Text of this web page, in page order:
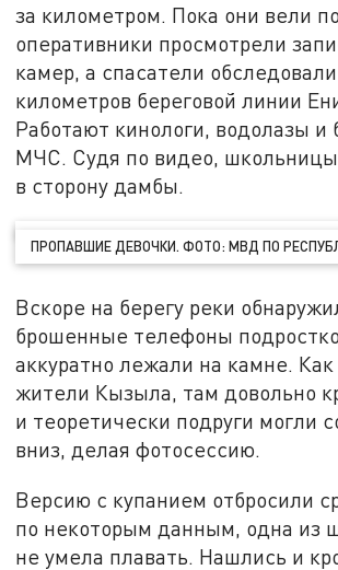
за километром. Пока они вели
оперативники просмотрели
камер, а спасатели
километров береговой линии
Работают кинологи, водолазы и
МЧС. Судя по видео,
в сторону дамбы.
ПРОПАВШИЕ ДЕВОЧКИ. ФОТО: МВД ПО
Вскоре на берегу реки
брошенные телефоны
аккуратно лежали на камне. Как
жители Кызыла, там довольно
и теоретически подруги могли
вниз, делая фотосессию.
Версию с купанием отбросили
по некоторым данным, одна из
не умела плавать. Нашлись и